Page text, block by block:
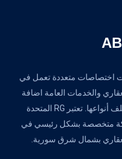
اختصاصات متعددة تعمل في
والخدمات العامة اضافة
الى التجارة بمختلف أنواعها. تعتبر RG المتحدة
متخصصة بشكل رئيسي في
بشمال شرق سورية.